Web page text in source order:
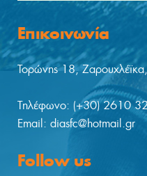
Επικοινωνία
Τορώνης 18,
Tηλέφωνο: (+30) 2610
Email: diasfc@hotmail.gr
Follow us